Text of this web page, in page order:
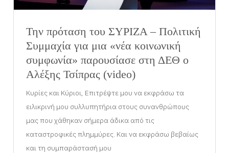
Την πρόταση του ΣΥΡΙΖΑ – Πολιτική
Συμμαχία για μια «νέα κοινωνική
συμφωνία» παρουσίασε στη ΔΕΘ ο
Αλέξης Τσίπρας (video)
Κυρίες και Κύριοι, Επιτρέψτε μου να εκφράσω τα
ειλικρινή μου συλλυπητήρια στους συνανθρώπους
μας που χάθηκαν σήμερα άδικα από τις
καταστροφικές πλημμύρες. Και να εκφράσω βεβαίως
και τη συμπαράστασή μου